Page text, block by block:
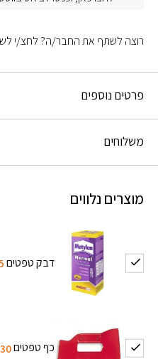
פרטים נוספים
משלוחים
מוצרים נלווים
דבק טפטים
כף טפטים
רוצה לשתף את החבר/ה? לחצ/י